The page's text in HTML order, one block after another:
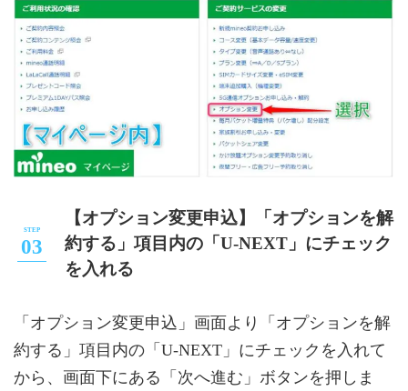
【オプション変更申込】「オプションを解
約する」項目内の「U-NEXT」にチェック
を入れる
「オプション変更申込」画面より「オプションを解
約する」項目内の「U-NEXT」にチェックを入れて
から、画面下にある「次へ進む」ボタンを押しま